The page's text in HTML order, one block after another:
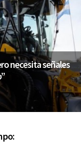
necesita señales